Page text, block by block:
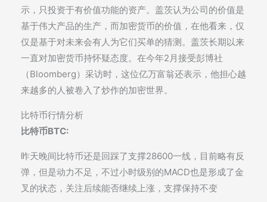
示，只投资于有价值功能的资产。盖茨认为公司的价值是
基于伟大产品的生产，而加密货币的价值，在他看来，仅
仅是基于对未来会有人为它们买单的猜测。盖茨长期以来
一直对加密货币持怀疑态度。在今年2月接受彭博社
（Bloomberg）采访时，这位亿万富翁还表示，他担心越
来越多的人被卷入了炒作的加密世界。
比特币行情分析
比特币BTC:
昨天晚间比特币还是回踩了支撑28600一线，目前略有反
弹，但是动力不足，不过小时级别的MACD也是形成了金
叉的状态，关注后续能否继续上涨，支撑保持不变